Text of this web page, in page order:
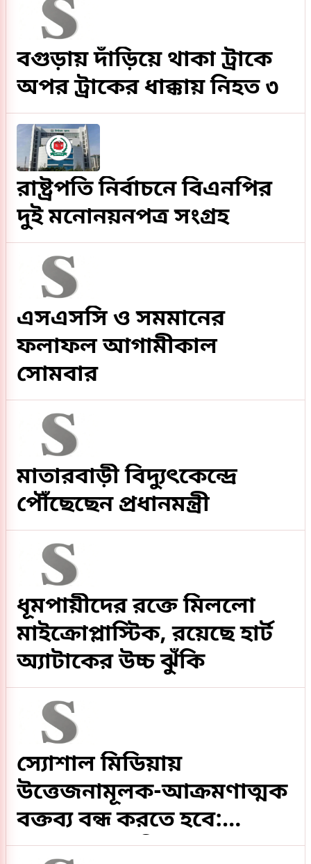
বগুড়ায় দাঁড়িয়ে থাকা ট্রাকে
অপর ট্রাকের ধাক্কায় নিহত ৩
রাষ্ট্রপতি নির্বাচনে বিএনপির
দুই মনোনয়নপত্র সংগ্রহ
এসএসসি ও সমমানের
ফলাফল আগামীকাল
সোমবার
মাতারবাড়ী বিদ্যুৎকেন্দ্রে
পৌঁছেছেন প্রধানমন্ত্রী
ধূমপায়ীদের রক্তে মিললো
মাইক্রোপ্লাস্টিক, রয়েছে হার্ট
অ্যাটাকের উচ্চ ঝুঁকি
স্যোশাল মিডিয়ায়
উত্তেজনামূলক-আক্রমণাত্মক
বক্তব্য বন্ধ করতে হবে:
জামায়াত আমির